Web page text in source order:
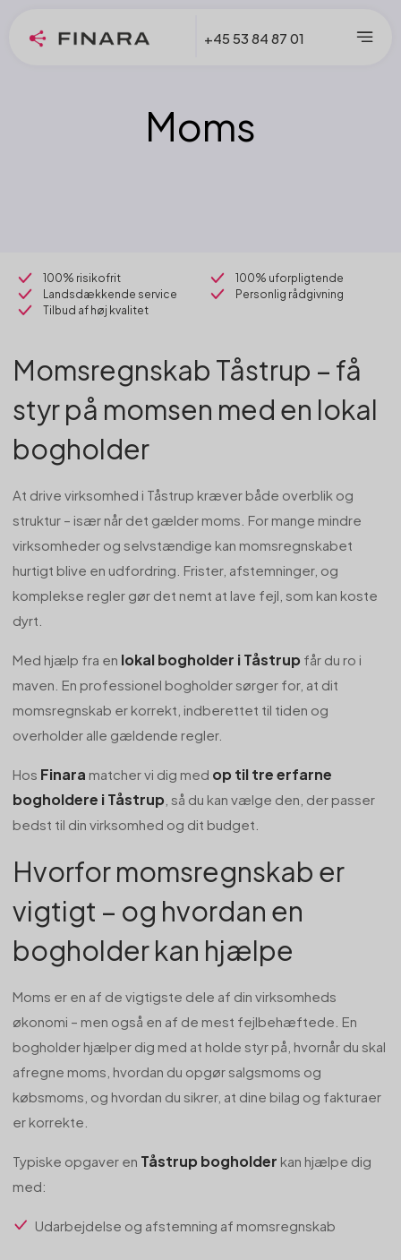
+45 53 84 87 01
Moms
100% risikofrit
100% uforpligtende
Landsdækkende service
Personlig rådgivning
Tilbud af høj kvalitet
Momsregnskab Tåstrup – få
styr på momsen med en lokal
bogholder
At drive virksomhed i Tåstrup kræver både overblik og
struktur – især når det gælder moms. For mange mindre
virksomheder og selvstændige kan momsregnskabet
hurtigt blive en udfordring. Frister, afstemninger, og
komplekse regler gør det nemt at lave fejl, som kan koste
dyrt.
Med hjælp fra en lokal bogholder i Tåstrup får du ro i
maven. En professionel bogholder sørger for, at dit
momsregnskab er korrekt, indberettet til tiden og
overholder alle gældende regler.
Hos Finara matcher vi dig med op til tre erfarne
bogholdere i Tåstrup , så du kan vælge den, der passer
bedst til din virksomhed og dit budget.
Hvorfor momsregnskab er
vigtigt – og hvordan en
bogholder kan hjælpe
Moms er en af de vigtigste dele af din virksomheds
økonomi – men også en af de mest fejlbehæftede. En
bogholder hjælper dig med at holde styr på, hvornår du skal
afregne moms, hvordan du opgør salgsmoms og
købsmoms, og hvordan du sikrer, at dine bilag og fakturaer
er korrekte.
Typiske opgaver en Tåstrup bogholder kan hjælpe dig
med:
Udarbejdelse og afstemning af momsregnskab